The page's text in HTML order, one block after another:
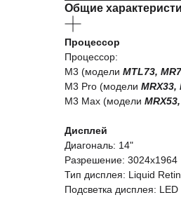
Общие
Процессор
Процессор:
M3 (модели MTL73,
M3 Pro (модели MRX33,
M3 Max (модели
Дисплей
Диагональ: 14"
Разрешение: 3024x1964
Тип дисплея: Liquid
Подсветка дисплея: LED